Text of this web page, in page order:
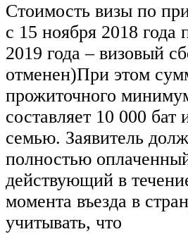
Стоимость визы по
с 15 ноября 2018 года
2019 года – визовый
отменен)При этом
прожиточного
составляет 10 000 бат
семью. Заявитель
полностью
действующий в
момента въезда в
учитывать, что